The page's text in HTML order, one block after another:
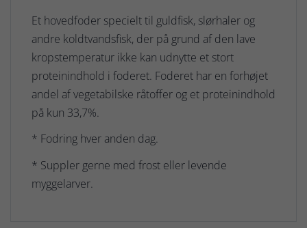
Et hovedfoder specielt til guldfisk, slørhaler og
andre koldtvandsfisk, der på grund af den lave
kropstemperatur ikke kan udnytte et stort
proteinindhold i foderet. Foderet har en forhøjet
andel af vegetabilske råtoffer og et proteinindhold
på kun 33,7%.
* Fodring hver anden dag.
* Suppler gerne med frost eller levende
myggelarver.